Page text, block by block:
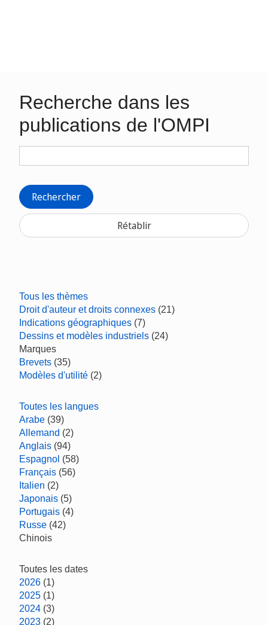
Recherche dans les
publications de l'OMPI
Rechercher
Rétablir
Tous les thèmes
Droit d'auteur et droits connexes (21)
Indications géographiques (7)
Dessins et modèles industriels (24)
Marques
Brevets (35)
Modèles d'utilité (2)
Toutes les langues
Arabe (39)
Allemand (2)
Anglais (94)
Espagnol (58)
Français (56)
Italien (2)
Japonais (5)
Portugais (4)
Russe (42)
Chinois
Toutes les dates
2026 (1)
2025 (1)
2024 (3)
2023 (2)